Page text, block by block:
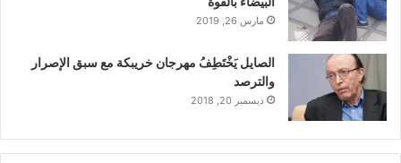
مارس 26, 2019
الصايل يَخْتَطِفُ مهرجان خريبكة مع سبق الإصرار
والترصد
ديسمبر 20, 2018